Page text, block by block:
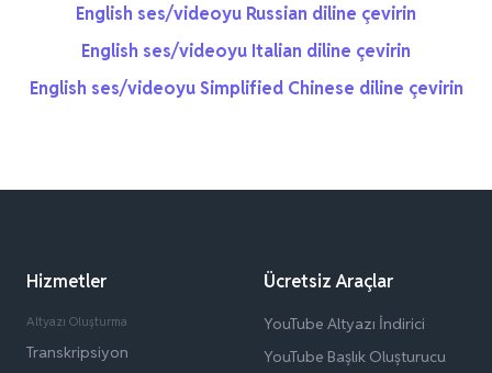
English ses/videoyu Russian diline çevirin
English ses/videoyu Italian diline çevirin
English ses/videoyu Simplified Chinese diline çevirin
Hizmetler
Altyazı Oluşturma
Transkripsiyon
Ücretsiz Araçlar
YouTube Altyazı İndirici
YouTube Başlık Oluşturucu